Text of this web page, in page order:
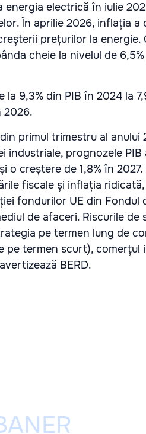
electrică în iulie
În aprilie 2026, inflația a
prețurilor la energie.
cheie la nivelul de
9,3% din PIB în 2024 la
2026.
primul trimestru al anului
industriale, prognozele
o creștere de 1,8% în
fiscale și inflația
fondurilor UE din Fondul
de afaceri. Riscurile de
pe termen lung de
pe termen scurt), comerțul
BERD.